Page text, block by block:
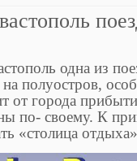
одна из
полуостров,
от города
по- своему. К
«столица